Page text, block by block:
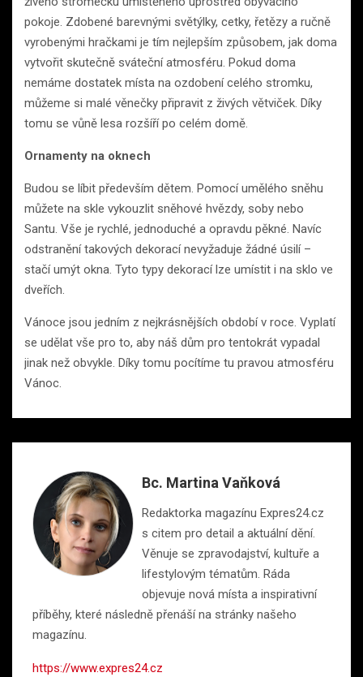
pokoje. Zdobené barevnými světýlky, cetky, řetězy a ručně
vyrobenými hračkami je tím nejlepším způsobem, jak doma
vytvořit skutečně sváteční atmosféru. Pokud doma
nemáme dostatek místa na ozdobení celého stromku,
můžeme si malé věnečky připravit z živých větviček. Díky
tomu se vůně lesa rozšíří po celém domě.
Ornamenty na oknech
Budou se líbit především dětem. Pomocí umělého sněhu
můžete na skle vykouzlit sněhové hvězdy, soby nebo
Santu. Vše je rychlé, jednoduché a opravdu pěkné. Navíc
odstranění takových dekorací nevyžaduje žádné úsilí –
stačí umýt okna. Tyto typy dekorací lze umístit i na sklo ve
dveřích.
Vánoce jsou jedním z nejkrásnějších období v roce. Vyplatí
se udělat vše pro to, aby náš dům pro tentokrát vypadal
jinak než obvykle. Díky tomu pocítíme tu pravou atmosféru
Vánoc.
Bc. Martina Vaňková
Redaktorka magazínu Expres24.cz
s citem pro detail a aktuální dění.
Věnuje se zpravodajství, kultuře a
lifestylovým tématům. Ráda
objevuje nová místa a inspirativní
příběhy, které následně přenáší na stránky našeho
magazínu.
https://www.expres24.cz